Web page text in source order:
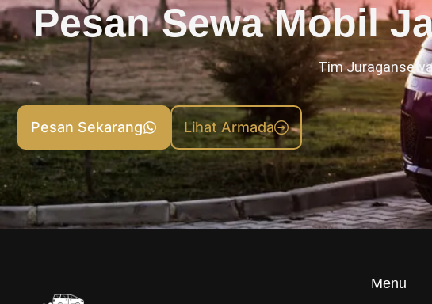
Pesan Sewa Mobil
Tim
Pesan Sekarang Lihat Armada
Menu